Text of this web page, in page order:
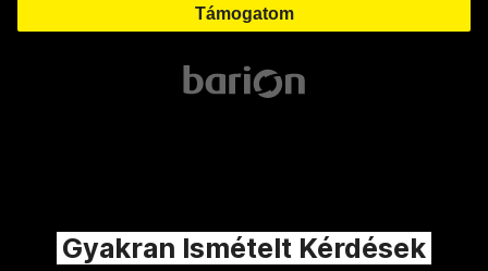
Gyakran Ismételt Kérdések